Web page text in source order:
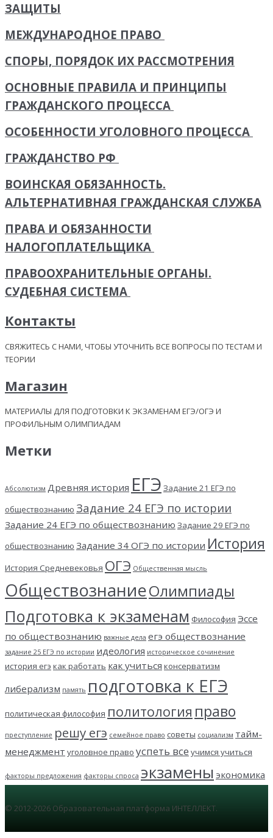
ЗАЩИТЫ
МЕЖДУНАРОДНОЕ ПРАВО
СПОРЫ, ПОРЯДОК ИХ РАССМОТРЕНИЯ
ОСНОВНЫЕ ПРАВИЛА И ПРИНЦИПЫ
ГРАЖДАНСКОГО ПРОЦЕССА
ОСОБЕННОСТИ УГОЛОВНОГО ПРОЦЕССА
ГРАЖДАНСТВО РФ
ВОИНСКАЯ ОБЯЗАННОСТЬ.
АЛЬТЕРНАТИВНАЯ ГРАЖДАНСКАЯ СЛУЖБА
ПРАВА И ОБЯЗАННОСТИ
НАЛОГОПЛАТЕЛЬЩИКА
ПРАВООХРАНИТЕЛЬНЫЕ ОРГАНЫ.
СУДЕБНАЯ СИСТЕМА
Контакты
СВЯЖИТЕСЬ С НАМИ, ЧТОБЫ УТОЧНИТЬ ВСЕ ВОПРОСЫ ПО ТЕСТАМ И
ТЕОРИИ
Магазин
МАТЕРИАЛЫ ДЛЯ ПОДГОТОВКИ К ЭКЗАМЕНАМ ЕГЭ/ОГЭ И
ПРОФИЛЬНЫМ ОЛИМПИАДАМ
Метки
Абсолютизм Древняя история ЕГЭ Задание 21 ЕГЭ по
обществознанию Задание 24 ЕГЭ по истории
Задание 24 ЕГЭ по обществознанию Задание 29 ЕГЭ по
обществознанию Задание 34 ОГЭ по истории История
История Средневековья ОГЭ Общественная мысль
ОбществознаниеОлимпиады
Подготовка к экзаменам Философия Эссе
по обществознанию важные дела егэ обществознание
задание 25 ЕГЭ по истории идеология историческое сочинение
история егэ как работать как учиться консерватизм
либерализм память подготовка к ЕГЭ
политическая философия политология право
преступление решу егэ семейное право советы социализм тайм-
менеджмент уголовное право успеть все учимся учиться
факторы предложения факторы спроса экзамены экономика
© 2012-2026 Образовательная платформа ИНТЕЛЛЕКТ.